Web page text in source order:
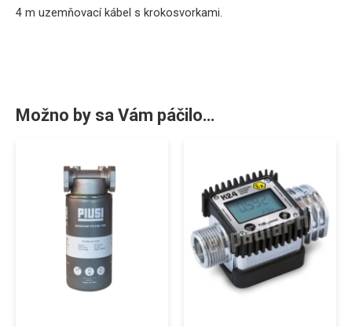
4 m uzemňovací kábel s krokosvorkami.
Možno by sa Vám páčilo…